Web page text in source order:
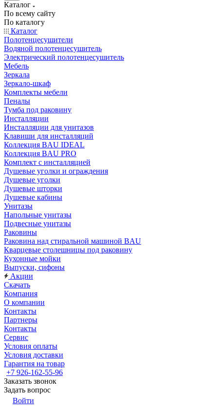
Каталог
По всему сайту
По каталогу
Каталог
Полотенцесушители
Водяной полотенцесушитель
Электрический полотенцесушитель
Мебель
Зеркала
Зеркало-шкаф
Комплекты мебели
Пеналы
Тумба под раковину
Инсталляции
Инсталляции для унитазов
Клавиши для инсталляций
Коллекция BAU IDEAL
Коллекция BAU PRO
Комплект с инсталляцией
Душевые уголки и ограждения
Душевые уголки
Душевые шторки
Душевые кабины
Унитазы
Напольные унитазы
Подвесные унитазы
Раковины
Раковина над стиральной машиной BAU
Кварцевые столешницы под раковину
Кухонные мойки
Выпуски, сифоны
Акции
Скачать
Компания
О компании
Контакты
Партнеры
Контакты
Сервис
Условия оплаты
Условия доставки
Гарантия на товар
+7 926-162-55-96
Заказать звонок
Задать вопрос
Войти